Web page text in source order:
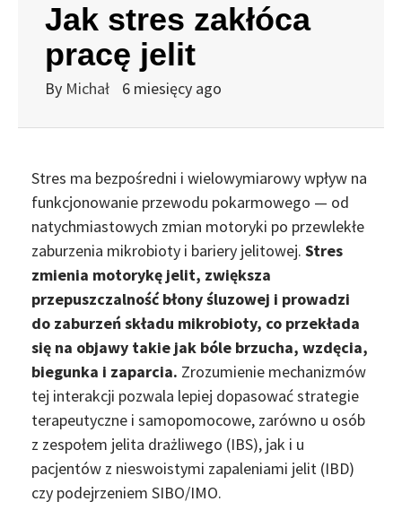
Jak stres zakłóca
pracę jelit
By Michał 6 miesięcy ago
Stres ma bezpośredni i wielowymiarowy wpływ na
funkcjonowanie przewodu pokarmowego — od
natychmiastowych zmian motoryki po przewlekłe
zaburzenia mikrobioty i bariery jelitowej. Stres
zmienia motorykę jelit, zwiększa
przepuszczalność błony śluzowej i prowadzi
do zaburzeń składu mikrobioty, co przekłada
się na objawy takie jak bóle brzucha, wzdęcia,
biegunka i zaparcia. Zrozumienie mechanizmów
tej interakcji pozwala lepiej dopasować strategie
terapeutyczne i samopomocowe, zarówno u osób
z zespołem jelita drażliwego (IBS), jak i u
pacjentów z nieswoistymi zapaleniami jelit (IBD)
czy podejrzeniem SIBO/IMO.